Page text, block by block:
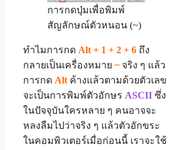
การกดปุ่มเพื่อพิมพ์
สัญลักษณ์ตัวหนอน (~)
ทำไมการกด Alt + 1 + 2 + 6 ถึง
กลายเป็นเครื่องหมาย ~จริง ๆ แล้ว
การกด Alt ค้างแล้วตามด้วยตัวเลข
จะเป็นการพิมพ์ตัวอักษร ASCII ซึ่ง
ในปัจจุบันใครหลาย ๆ คนอาจจะ
หลงลืมไปว่าจริง ๆ แล้วตัวอักขระ
ในคอมพิวเตอร์เมื่อก่อนนี้ เราจะใช้